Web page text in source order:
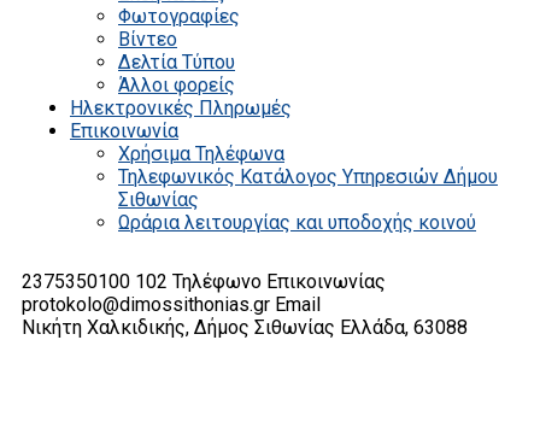
Φωτογραφίες
Βίντεο
Δελτία Τύπου
Άλλοι φορείς
Ηλεκτρονικές Πληρωμές
Επικοινωνία
Χρήσιμα Τηλέφωνα
Τηλεφωνικός Κατάλογος Υπηρεσιών Δήμου
Σιθωνίας
Ωράρια λειτουργίας και υποδοχής κοινού
2375350100 102 Τηλέφωνο Επικοινωνίας
protokolo@dimossithonias.gr Email
Νικήτη Χαλκιδικής, Δήμος Σιθωνίας Ελλάδα, 63088